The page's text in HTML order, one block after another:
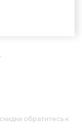
обратитесь к